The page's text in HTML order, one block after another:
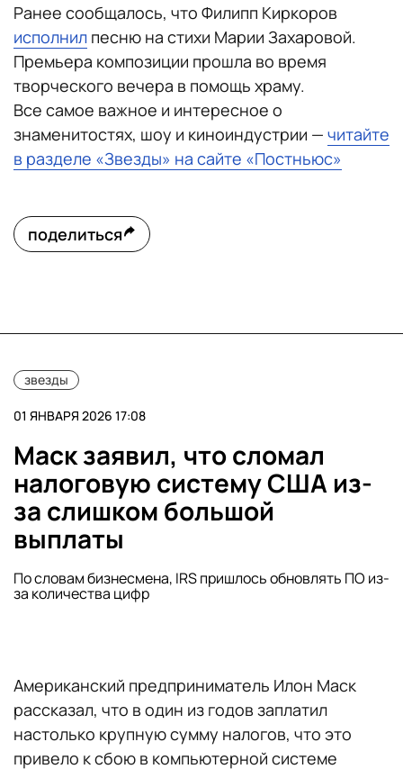
Ранее сообщалось, что Филипп Киркоров
исполнил песню на стихи Марии Захаровой.
Премьера композиции прошла во время
творческого вечера в помощь храму.
Все самое важное и интересное о
знаменитостях, шоу и киноиндустрии — читайте
в разделе «Звезды» на сайте «Постньюс»
поделиться
звезды
01 ЯНВАРЯ 2026 17:08
Маск заявил, что сломал
налоговую систему США из-
за слишком большой
выплаты
По словам бизнесмена, IRS пришлось обновлять ПО из-
за количества цифр
Американский предприниматель Илон Маск
рассказал, что в один из годов заплатил
настолько крупную сумму налогов, что это
привело к сбою в компьютерной системе